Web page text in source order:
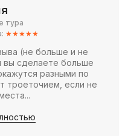
тура
★★★★★
(не больше и не
вы сделаете больше
разными по
троеточием, если не